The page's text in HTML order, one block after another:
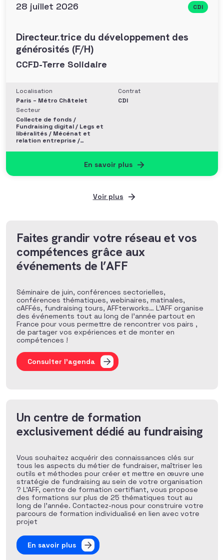
28 juillet 2026 CDI
Directeur.trice du développement des
générosités (F/H)
CCFD-Terre Solidaire
Localisation
Paris – Métro Châtelet
Secteur
Collecte de fonds /
Fundraising digital / Legs et
libéralités / Mécénat et
relation entreprise /
Contrat
CDI
En savoir plus
Voir plus
Faites grandir votre réseau et vos
compétences grâce aux
événements de l’AFF
Séminaire de juin, conférences sectorielles,
conférences thématiques, webinaires, matinales,
cAFFés, fundraising tours, AFFterworks… L’AFF organise
des événements tout au long de l’année partout en
France pour vous permettre de rencontrer vos pairs ,
de partager vos expériences et de monter en
compétences !
Consulter l'agenda
Un centre de formation
exclusivement dédié au fundraising
Vous souhaitez acquérir des connaissances clés sur
tous les aspects du métier de fundraiser, maîtriser les
outils et méthodes pour créer et mettre en œuvre une
stratégie de fundraising au sein de votre organisation
? L’AFF, centre de formation certifiant, vous propose
des formations sur plus de 25 thématiques tout au
long de l’année. Contactez-nous pour construire votre
parcours de formation individualisé en lien avec votre
projet
En savoir plus